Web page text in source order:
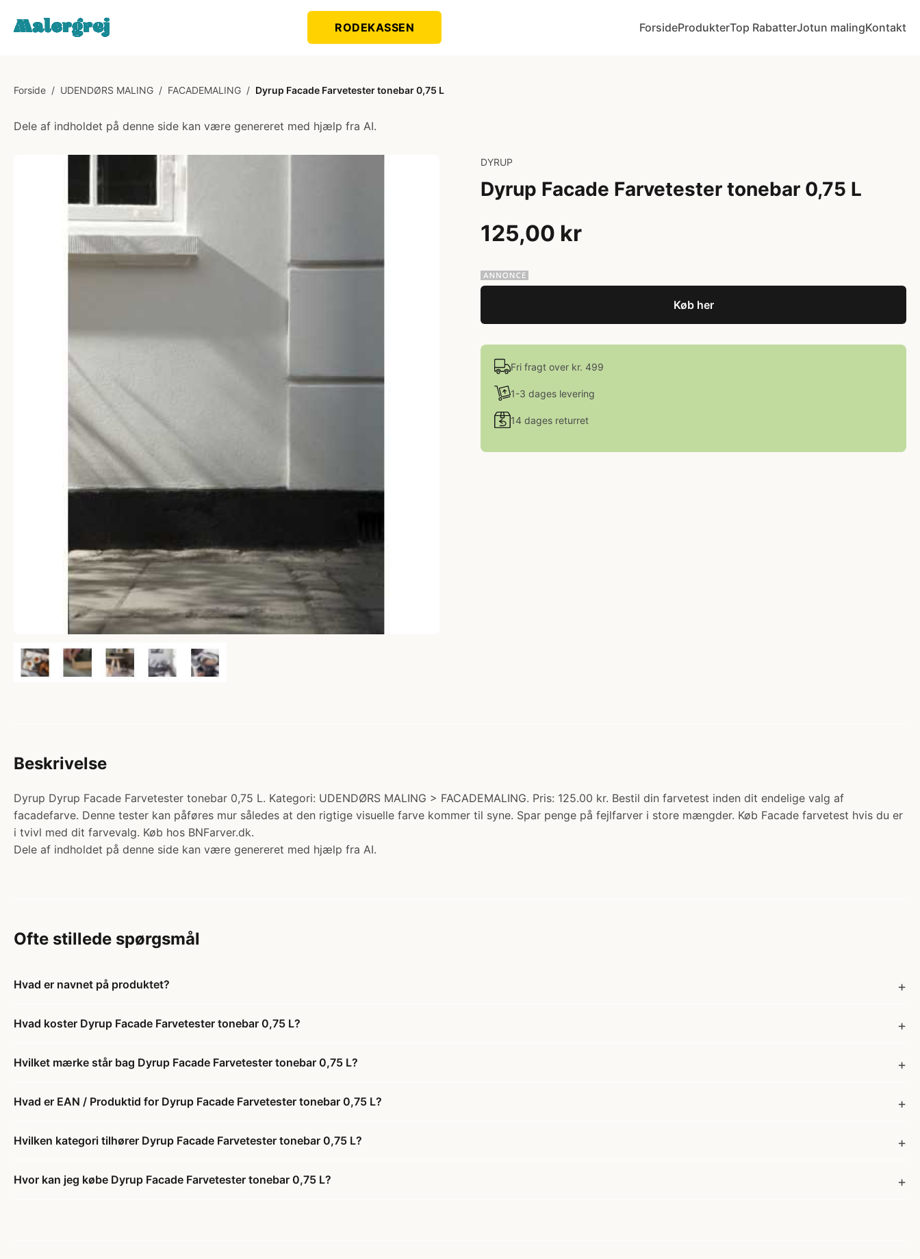
RODEKASSEN ForsideProdukterTop RabatterJotun malingKontakt
Forside / UDENDØRS MALING / FACADEMALING / Dyrup Facade Farvetester tonebar 0,75 L
Dele af indholdet på denne side kan være genereret med hjælp fra AI.
DYRUP
Dyrup Facade Farvetester tonebar 0,75 L
125,00 kr
Køb her
Fri fragt over kr. 499
1-3 dages levering
14 dages returret
Beskrivelse
Dyrup Dyrup Facade Farvetester tonebar 0,75 L. Kategori: UDENDØRS MALING > FACADEMALING. Pris: 125.00 kr. Bestil din farvetest inden dit endelige valg af
facadefarve. Denne tester kan påføres mur således at den rigtige visuelle farve kommer til syne. Spar penge på fejlfarver i store mængder. Køb Facade farvetest hvis du er
i tvivl med dit farvevalg. Køb hos BNFarver.dk.
Dele af indholdet på denne side kan være genereret med hjælp fra AI.
Ofte stillede spørgsmål
Hvad er navnet på produktet?
Hvad koster Dyrup Facade Farvetester tonebar 0,75 L?
Hvilket mærke står bag Dyrup Facade Farvetester tonebar 0,75 L?
Hvad er EAN / Produktid for Dyrup Facade Farvetester tonebar 0,75 L?
Hvilken kategori tilhører Dyrup Facade Farvetester tonebar 0,75 L?
Hvor kan jeg købe Dyrup Facade Farvetester tonebar 0,75 L?